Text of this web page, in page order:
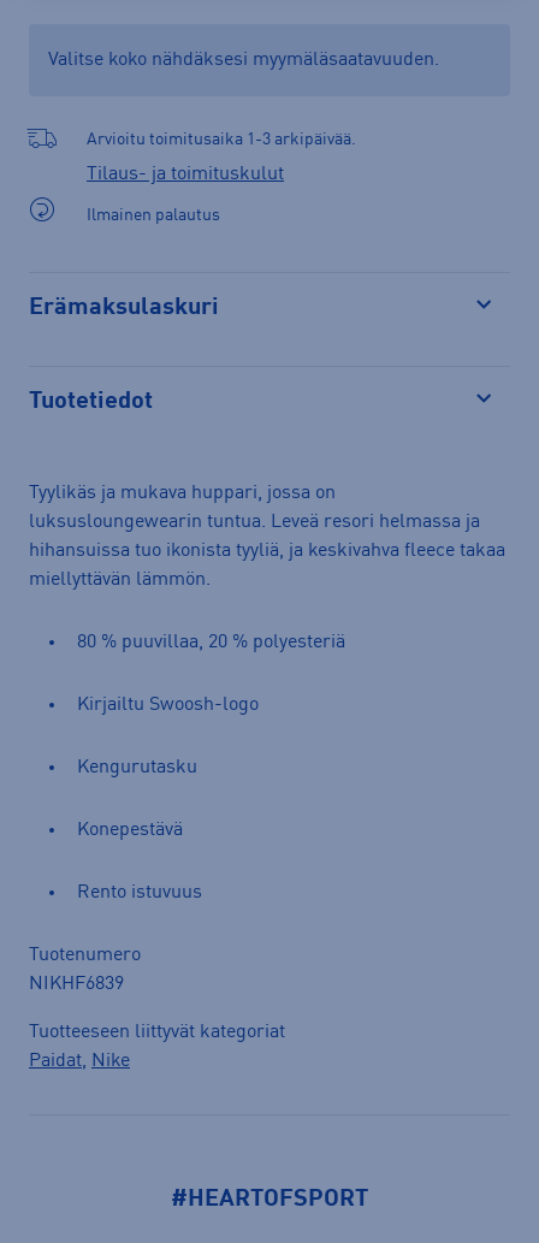
Valitse koko nähdäksesi myymäläsaatavuuden.
Arvioitu toimitusaika 1-3 arkipäivää.
Tilaus- ja toimituskulut
Ilmainen palautus
Erämaksulaskuri
Tuotetiedot
Tyylikäs ja mukava huppari, jossa on
luksusloungewearin tuntua. Leveä resori helmassa ja
hihansuissa tuo ikonista tyyliä, ja keskivahva fleece takaa
miellyttävän lämmön.
80 % puuvillaa, 20 % polyesteriä
Kirjailtu Swoosh-logo
Kengurutasku
Konepestävä
Rento istuvuus
Tuotenumero
NIKHF6839
Tuotteeseen liittyvät kategoriat
Paidat, Nike
#HEARTOFSPORT